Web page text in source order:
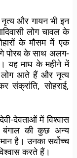
नृत्य और गायन भी इन
लोग चावल के
के मौसम में एक
पोरब के साथ अलग-
यह माघ के महीने में
लोग आते हैं और नृत्य
संक्रांति, सोहराई,
देवताओं में विश्वास
की कुछ अन्य
है। उनका सर्वोच्च
करते हैं।